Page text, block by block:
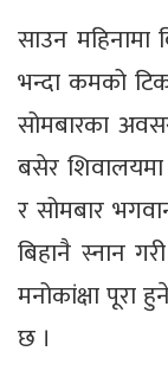
साउन
भन्दा कमको
सोमबारका
बसेर
र सोमबार
बिहानै स्नान
मनोकांक्षा पूरा
छ ।